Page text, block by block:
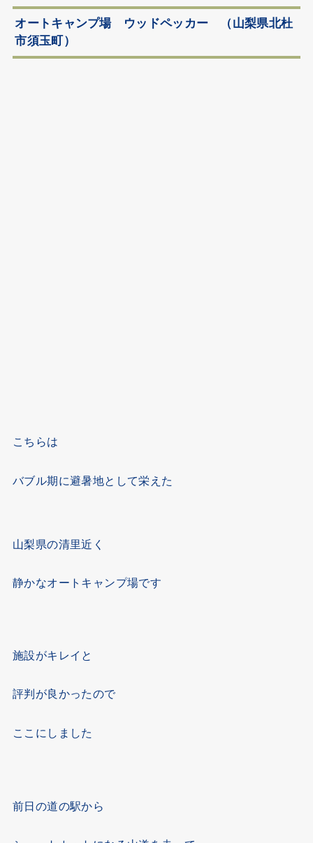
オートキャンプ場 ウッドペッカー （山梨県北杜
市須玉町）
こちらは
バブル期に避暑地として栄えた
山梨県の清里近く
静かなオートキャンプ場です
施設がキレイと
評判が良かったので
ここにしました
前日の道の駅から